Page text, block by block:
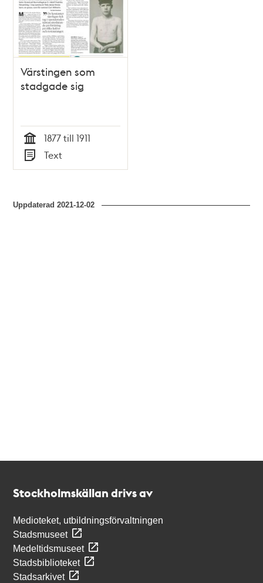
Värstingen som
stadgade sig
Tid
1877 till 1911
Typ
Text
Uppdaterad2021-12-02
Stockholmskällan drivs av
Medioteket, utbildningsförvaltningen
Stadsmuseet
Medeltidsmuseet
Stadsbiblioteket
Stadsarkivet